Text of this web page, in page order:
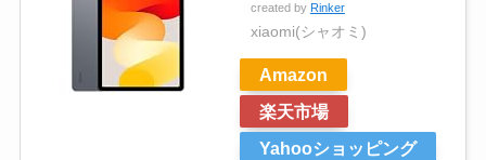
created by Rinker
xiaomi(シャオミ)
Amazon
楽天市場
Yahooショッピング